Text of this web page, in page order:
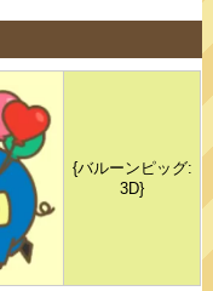
{バルーンピッグ:
3D}